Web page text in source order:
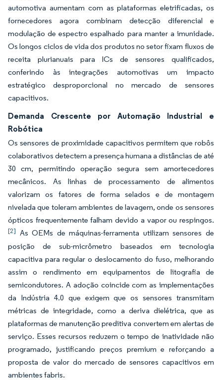
automotiva aumentam com as plataformas eletrificadas, os
fornecedores agora combinam detecção diferencial e
modulação de espectro espalhado para manter a imunidade.
Os longos ciclos de vida dos produtos no setor fixam fluxos de
receita plurianuais para ICs de sensores qualificados,
conferindo às integrações automotivas um impacto
estratégico desproporcional no mercado de sensores
capacitivos.
Demanda Crescente por Automação Industrial e
Robótica
Os sensores de proximidade capacitivos permitem que robôs
colaborativos detectem a presença humana a distâncias de até
30 cm, permitindo operação segura sem amortecedores
mecânicos. As linhas de processamento de alimentos
valorizam os fatores de forma selados e de montagem
nivelada que toleram ambientes de lavagem, onde os sensores
ópticos frequentemente falham devido a vapor ou respingos.
[2] As OEMs de máquinas-ferramenta utilizam sensores de
posição de sub-micrômetro baseados em tecnologia
capacitiva para regular o deslocamento do fuso, melhorando
assim o rendimento em equipamentos de litografia de
semicondutores. A adoção coincide com as implementações
da Indústria 4.0 que exigem que os sensores transmitam
métricas de integridade, como a deriva dielétrica, que as
plataformas de manutenção preditiva convertem em alertas de
serviço. Esses recursos reduzem o tempo de inatividade não
programado, justificando preços premium e reforçando a
proposta de valor do mercado de sensores capacitivos em
ambientes fabris.